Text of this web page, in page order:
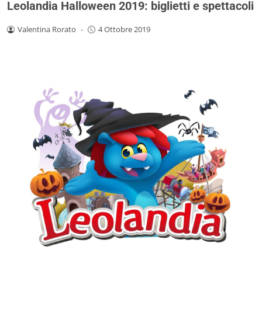
Leolandia Halloween 2019: biglietti e spettacoli
Valentina Rorato - 4 Ottobre 2019